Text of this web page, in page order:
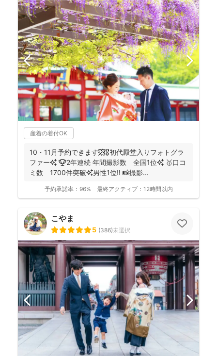
産着の着付OK
10・11月予約できます🍁🎖初代殿堂入りフォトグラ
ファー✨ 🏆2年連続 年間撮影数 全国1位✨ 🥇口コ
ミ数 1700件突破✨男性1位‼️ 📸撮影...
予約承諾率： 96% 最終アクティブ： 12時間以内
こやま
5 (386)未選択